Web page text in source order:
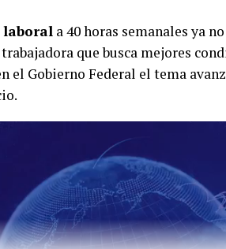
a 40 horas semanales ya
que busca mejores
el Gobierno Federal el tema